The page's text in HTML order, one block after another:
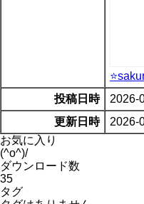
投稿日時
2026-
更新日時
2026-
お気に入り
(^o^)/
ダウンロード数
35
タグ